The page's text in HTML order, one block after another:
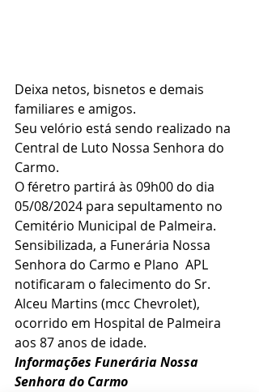
Deixa netos, bisnetos e demais
familiares e amigos.
Seu velório está sendo realizado na
Central de Luto Nossa Senhora do
Carmo.
O féretro partirá às 09h00 do dia
05/08/2024 para sepultamento no
Cemitério Municipal de Palmeira.
Sensibilizada, a Funerária Nossa
Senhora do Carmo e Plano  APL
notificaram o falecimento do Sr.
Alceu Martins (mcc Chevrolet),
ocorrido em Hospital de Palmeira
aos 87 anos de idade.
Informações Funerária Nossa
Senhora do Carmo